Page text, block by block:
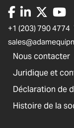
+1 (203) 790 4774
Nous contacter
Juridique et
Déclaration de
Histoire de la